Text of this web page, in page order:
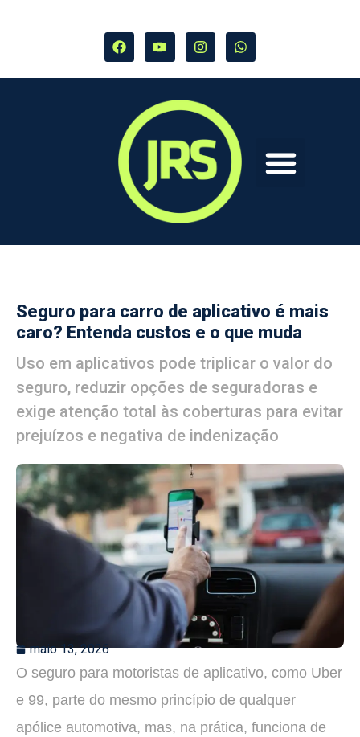
Seguro para carro de aplicativo é mais
caro? Entenda custos e o que muda
Uso em aplicativos pode triplicar o valor do
seguro, reduzir opções de seguradoras e
exige atenção total às coberturas para evitar
prejuízos e negativa de indenização
maio 13, 2026
O seguro para motoristas de aplicativo, como Uber
e 99, parte do mesmo princípio de qualquer
apólice automotiva, mas, na prática, funciona de